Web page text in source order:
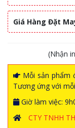
Giá Hàng Đặt
(Nhận
Mỗi sản phẩm
Tương ứng với
Giờ làm việc:
CTY TNHH